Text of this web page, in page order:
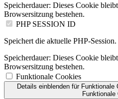
Speicherdauer: Dieses Cookie
Browsersitzung bestehen.
PHP SESSION ID
Speichert die aktuelle PHP-Session.
Speicherdauer: Dieses Cookie
Browsersitzung bestehen.
Funktionale Cookies
Details einblenden für Funktionale
Funktionale